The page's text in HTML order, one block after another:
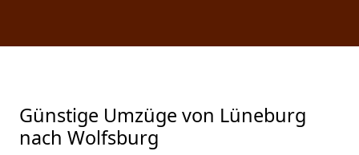
Günstige Umzüge von Lüneburg
nach Wolfsburg